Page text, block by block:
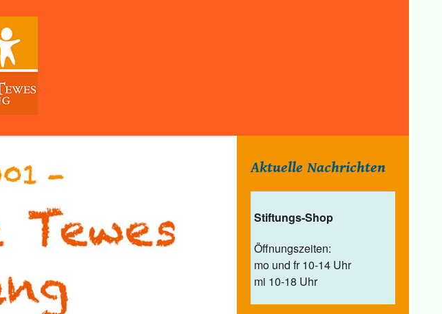
Aktuelle Nachrichten
Stiftungs-Shop
Öffnungszeiten:
mo und fr 10-14 Uhr
mi 10-18 Uhr